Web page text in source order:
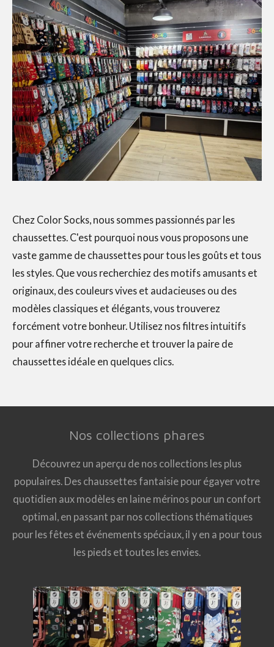
Chez Color Socks, nous sommes passionnés par les
chaussettes. C'est pourquoi nous vous proposons une
vaste gamme de chaussettes pour tous les goûts et tous
les styles. Que vous recherchiez des motifs amusants et
originaux, des couleurs vives et audacieuses ou des
modèles classiques et élégants, vous trouverez
forcément votre bonheur. Utilisez nos filtres intuitifs
pour affiner votre recherche et trouver la paire de
chaussettes idéale en quelques clics.
Nos collections phares
Découvrez un aperçu de nos collections les plus
populaires. Des chaussettes fantaisie pour égayer votre
quotidien aux modèles en laine mérinos pour un confort
optimal, en passant par nos collections thématiques
pour les fêtes et événements spéciaux, il y en a pour tous
les pieds et toutes les envies.